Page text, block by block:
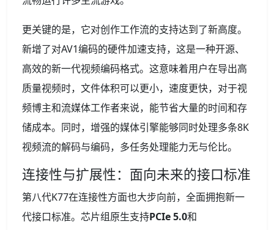
更关键的是，它对创作工作流的支持达到了新高度。
新增了对AV1编码的硬件加速支持，这是一种开源、
高效的新一代视频编码格式。这意味着用户在导出高
质量视频时，文件体积可以更小，速度更快，对于视
频博主和流媒体工作者来说，能节省大量的时间和存
储成本。同时，增强的媒体引擎能够同时处理多条8K
视频流的解码与编码，多任务处理能力无与伦比。
连接性与扩展性：面向未来的接口标准
第八代K77在连接性方面也大步向前，全面拥抱新一
代接口标准。芯片组原生支持PCIe 5.0和